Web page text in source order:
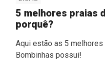
5 melhores praias
porquê?
Aqui estão as 5
Bombinhas possui!